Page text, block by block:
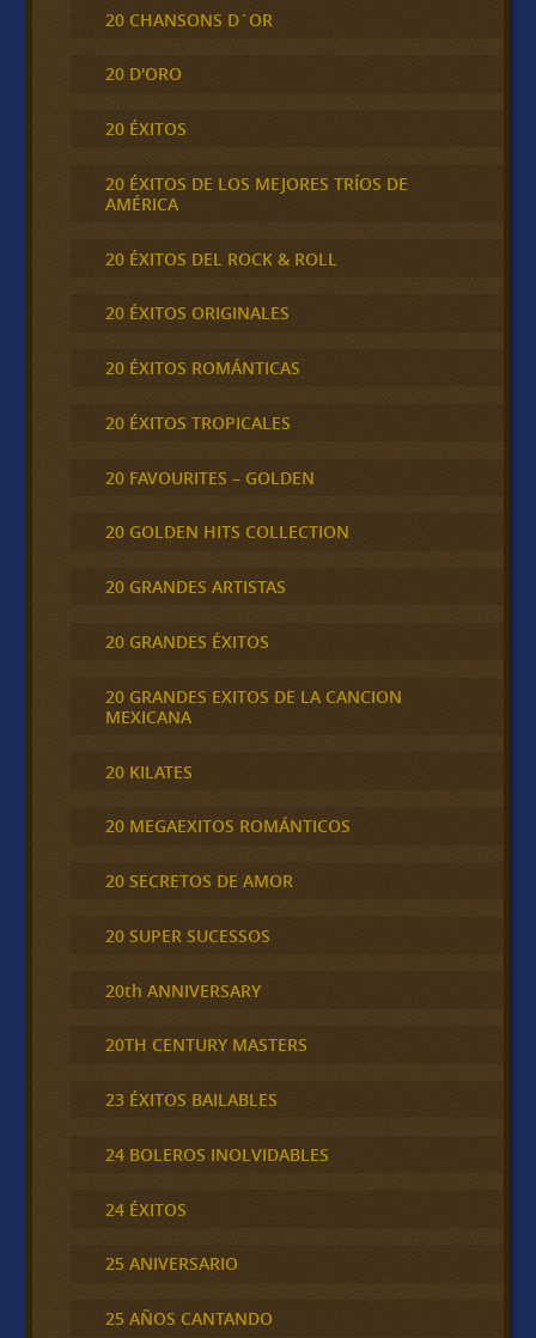
20 CHANSONS D´OR
20 D'ORO
20 ÉXITOS
20 ÉXITOS DE LOS MEJORES TRÍOS DE
AMÉRICA
20 ÉXITOS DEL ROCK & ROLL
20 ÉXITOS ORIGINALES
20 ÉXITOS ROMÁNTICAS
20 ÉXITOS TROPICALES
20 FAVOURITES – GOLDEN
20 GOLDEN HITS COLLECTION
20 GRANDES ARTISTAS
20 GRANDES ÉXITOS
20 GRANDES EXITOS DE LA CANCION
MEXICANA
20 KILATES
20 MEGAEXITOS ROMÁNTICOS
20 SECRETOS DE AMOR
20 SUPER SUCESSOS
20th ANNIVERSARY
20TH CENTURY MASTERS
23 ÉXITOS BAILABLES
24 BOLEROS INOLVIDABLES
24 ÉXITOS
25 ANIVERSARIO
25 AÑOS CANTANDO